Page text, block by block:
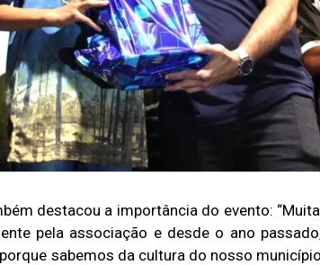
destacou a importância do evento:
pela associação e desde o ano
sabemos da cultura do nosso